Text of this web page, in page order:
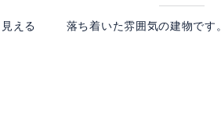
える
落ち着いた雰囲気の建物です。